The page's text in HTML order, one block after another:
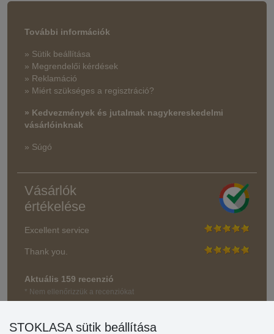
További információk
» Sütik beállítása
» Megrendelői kérdések
» Reklamáció
» Miért szükséges a regisztráció?
» Kedvezmények és jutalmak nagykereskedelmi
vásárlóinknak
» Súgó
Vásárlók
értékelése
Excellent service
Thank you.
Aktuális 159 recenzió
* Nem ellenőrizzük a recenziókat
STOKLASA sütik beállítása